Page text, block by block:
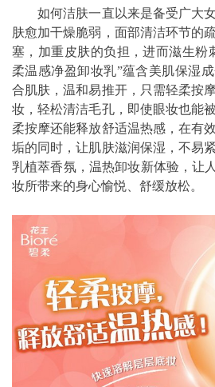
如何洁肤一直以来是备受广大女
肤愈加干燥脆弱，面部清洁环节的
塞，加重皮肤的负担，进而滋生粉
柔温感净盈卸妆乳”蕴含美肌保湿
合肌肤，温和易推开，只需轻柔按
妆，轻松清洁毛孔，即使眼妆也能
柔按摩还能释放舒适温热感，在有
垢的同时，让肌肤滋润保湿，不易
乳植萃香氛，温热卸妆新体验，让
妆所带来的身心愉悦、舒缓放松。